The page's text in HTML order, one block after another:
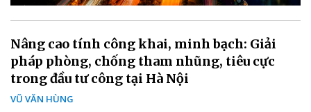
Nâng cao tính công khai, minh bạch: Giải
pháp phòng, chống tham nhũng, tiêu cực
trong đầu tư công tại Hà Nội
VŨ VĂN HÙNG